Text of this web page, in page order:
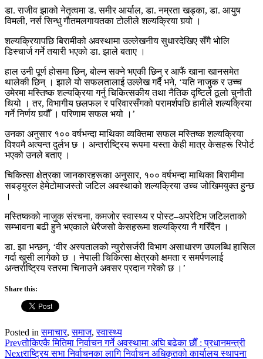
डा. राजीव झाको नेतृत्वमा ड. समीर आर्याल, डा. नम्रता खड्का, डा. आयुष
विमली, नर्स सिन्धु गौतमलगायतका टोलीले शल्यक्रिया गर्‍यो ।
शल्यक्रियापछि बिरामीको अवस्थामा उल्लेखनीय सुधारदेखिए सँगै भोलि
डिस्चार्ज गर्ने तयारी भएको डा. झाले बताए ।
हाल उनी पूर्ण होसमा छिन्, बोल्न सक्ने भएकी छिन् र आफैं खाना खानसमेत
थालेकी छिन् । झाले यो सफलतालाई उल्लेख गर्दै भने, ‘यति नाजुक र उच्च
उमेरमा मस्तिष्क शल्यक्रिया गर्नु चिकित्सकीय तथा नैतिक दृष्टिले ठूलो चुनौती
थियो । तर, विभागीय छलफल र परिवारसँगको परामर्शपछि हामीले शल्यक्रिया
गर्ने निर्णय गर्‍यौँ । परिणाम सफल भयो ।’
उनका अनुसार १०० वर्षभन्दा माथिका व्यक्तिमा सफल मस्तिष्क शल्यक्रिया
विश्वमै अत्यन्त दुर्लभ छ । अन्तर्राष्ट्रिय रूपमा यस्ता केही मात्र केसहरू रिपोर्ट
भएको उनले बताए ।
चिकित्सा क्षेत्रका जानकारहरूका अनुसार, १०० वर्षभन्दा माथिका बिरामीमा
सबड्युरल हेमेटोमाजस्तो जटिल अवस्थाको शल्यक्रिया उच्च जोखिमयुक्त हुन्छ
।
मस्तिष्कको नाजुक संरचना, कमजोर स्वास्थ्य र पोस्ट–अपरेटिभ जटिलताको
सम्भावना बढी हुने भएकाले धेरैजसो केसहरूमा शल्यक्रिया नै गरिँदैन ।
डा. झा भन्छन्, ‘वीर अस्पतालको न्युरोसर्जरी विभाग असाधारण उपलब्धि हासिल
गर्दा खुसी लागेको छ । नेपाली चिकित्सा क्षेत्रको क्षमता र समर्पणलाई
अन्तर्राष्ट्रिय स्तरमा चिनाउने अवसर प्रदान गरेको छ ।’
Share this:
Posted inसमाचार,समाज,स्वास्थ्य
Prevतोकिएकै मितिमा निर्वाचन गर्ने अवस्थामा अघि बढेका छाैँ : प्रधानमन्त्री
Nextराष्ट्रिय सभा निर्वाचनका लागि निर्वाचन अधिकृतको कार्यालय स्थापना